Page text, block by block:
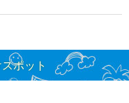
ポット